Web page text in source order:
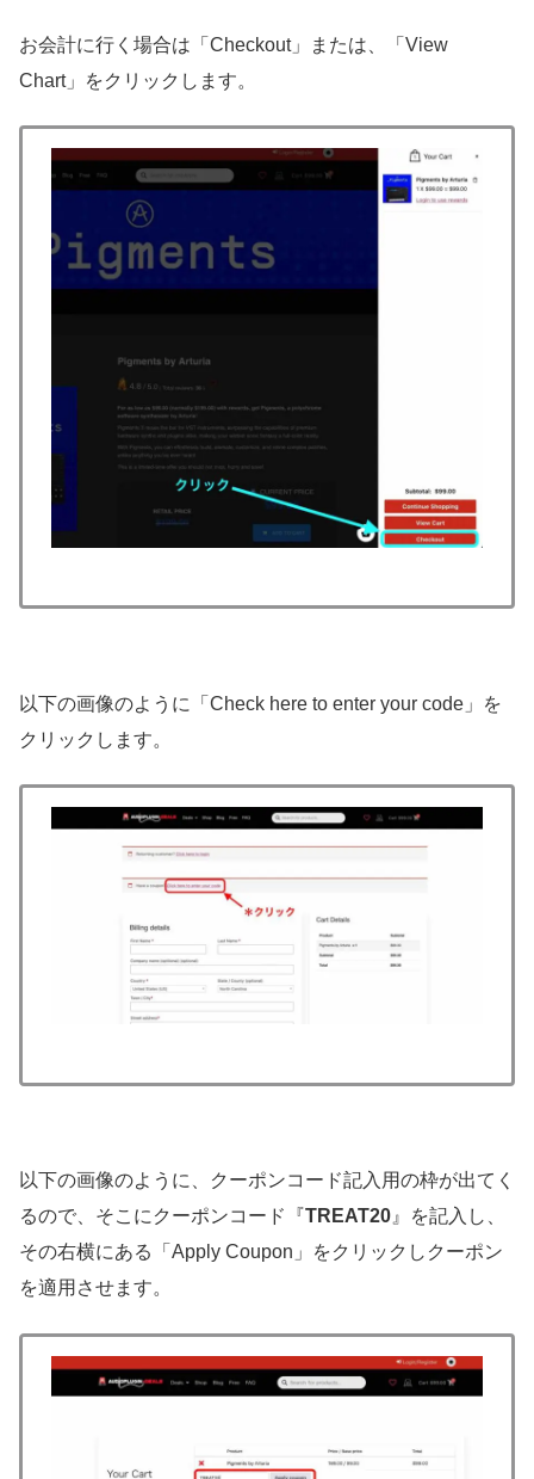
お会計に行く場合は「Checkout」または、「View
Chart」をクリックします。
以下の画像のように「Check here to enter your code」を
クリックします。
以下の画像のように、クーポンコード記入用の枠が出てく
るので、そこにクーポンコード『TREAT20』を記入し、
その右横にある「Apply Coupon」をクリックしクーポン
を適用させます。